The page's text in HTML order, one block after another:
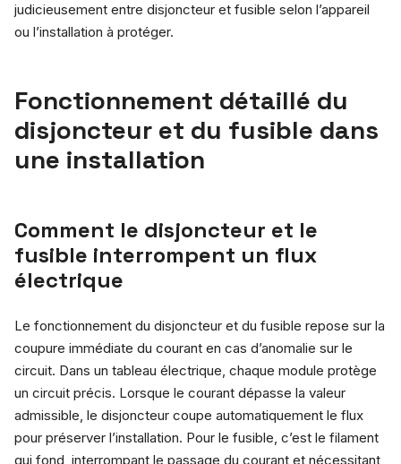
judicieusement entre disjoncteur et fusible selon l’appareil
ou l’installation à protéger.
Fonctionnement détaillé du
disjoncteur et du fusible dans
une installation
Comment le disjoncteur et le
fusible interrompent un flux
électrique
Le fonctionnement du disjoncteur et du fusible repose sur la
coupure immédiate du courant en cas d’anomalie sur le
circuit. Dans un tableau électrique, chaque module protège
un circuit précis. Lorsque le courant dépasse la valeur
admissible, le disjoncteur coupe automatiquement le flux
pour préserver l’installation. Pour le fusible, c’est le filament
qui fond, interrompant le passage du courant et nécessitant